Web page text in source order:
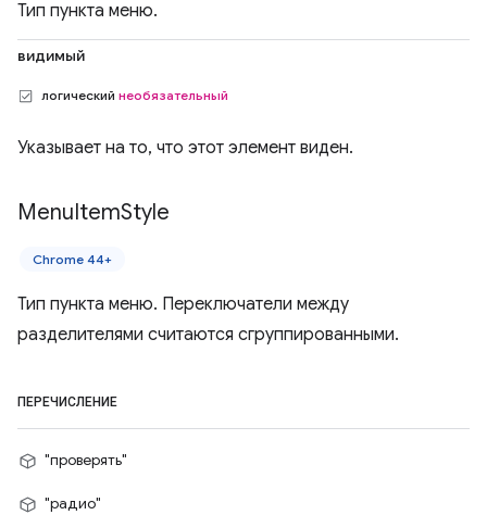
Тип пункта меню.
видимый
логический необязательный
Указывает на то, что этот элемент виден.
MenuItemStyle
Chrome 44+
Тип пункта меню. Переключатели между
разделителями считаются сгруппированными.
ПЕРЕЧИСЛЕНИЕ
"проверять"
"радио"